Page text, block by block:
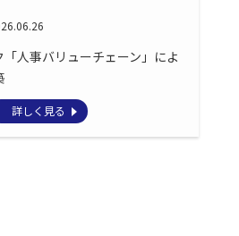
人事バリューチェーン」によ
詳しく見る